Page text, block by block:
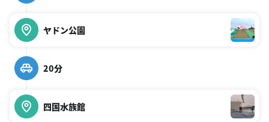
ヤドン公園
20分
四国水族館